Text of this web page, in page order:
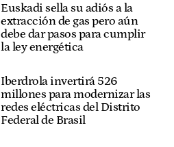
Euskadi sella su adiós a la
extracción de gas pero aún
debe dar pasos para cumplir
la ley energética
Iberdrola invertirá 526
millones para modernizar las
redes eléctricas del Distrito
Federal de Brasil